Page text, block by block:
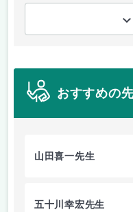
おすすめの
山田喜一先生
五十川幸宏先生